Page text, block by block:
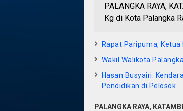
PALANGKA RAYA,
Kg di Kota Palangka
Rapat Paripurna,
Wakil Walikota
Hasan Busyairi:
Pendidikan di Pelosok
PALANGKA RAYA,